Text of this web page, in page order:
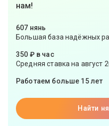
нам!
607 нянь
Большая база надёжных
350 ₽ в час
Средняя ставка на август
Работаем больше 15 лет
Найти